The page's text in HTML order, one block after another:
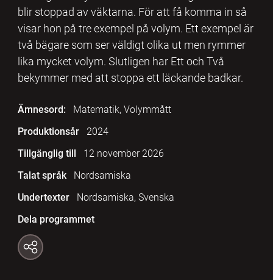
blir stoppad av väktarna. För att få komma in så
visar hon på tre exempel på volym. Ett exempel är
två bägare som ser väldigt olika ut men rymmer
lika mycket volym. Slutligen har Ett och Två
bekymmer med att stoppa ett läckande badkar.
Ämnesord:
Matematik, Volymmått
Produktionsår
2024
Tillgänglig till
12 november 2026
Talat språk
Nordsamiska
Undertexter
Nordsamiska, Svenska
Dela programmet